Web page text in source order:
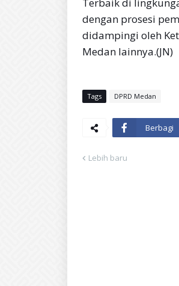
dengan prosesi
didampingi oleh
Medan lainnya.(JN)
Tags DPRD Medan
Berbagi
Lebih baru